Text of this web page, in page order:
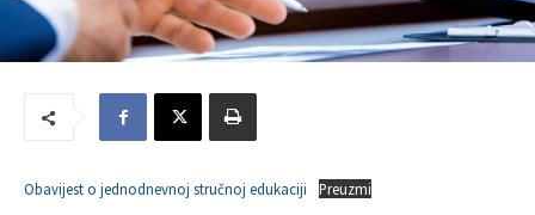
Obavijest o jednodnevnoj stručnoj edukaciji Preuzmi